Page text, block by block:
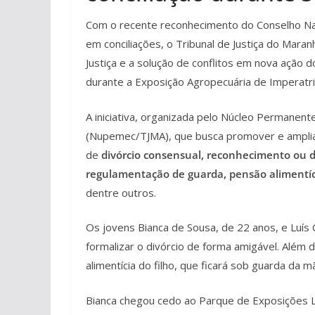
Com o recente reconhecimento do Conselho
em conciliações, o Tribunal de Justiça do
Justiça e a solução de conflitos em nova ação
durante a Exposição Agropecuária de
A iniciativa, organizada pelo Núcleo
(Nupemec/TJMA), que busca promover e
de divórcio consensual, reconhecimento ou
regulamentação de guarda, pensão
dentre outros.
Os jovens Bianca de Sousa, de 22 anos, e
formalizar o divórcio de forma amigável.
alimentícia do filho, que ficará sob guarda da
Bianca chegou cedo ao Parque de Exposições